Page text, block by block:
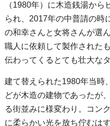
（1980年）に木造銭湯か
られ、2017年の中普請の時
の和幸さんと女将さんが選
職人に依頼して製作された
伝わってくるとても壮大な
建て替えられた1980年当時
どが木造の建物であったが
る街並みに様変わり。コン
に柔らかい光を放ち佇むは